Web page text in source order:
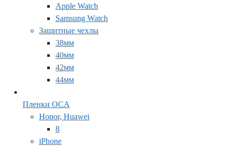
Apple Watch
Samsung Watch
Защитные чехлы
38мм
40мм
42мм
44мм
Пленки OCA
Honor, Huawei
8
iPhone